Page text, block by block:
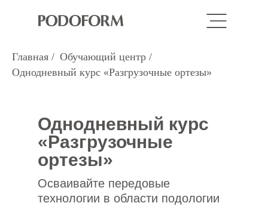
Главная / Обучающий центр /
Однодневный курс «Разгрузочные ортезы»
Однодневный курс
«Разгрузочные
ортезы»
Осваивайте передовые
технологии в области подологии